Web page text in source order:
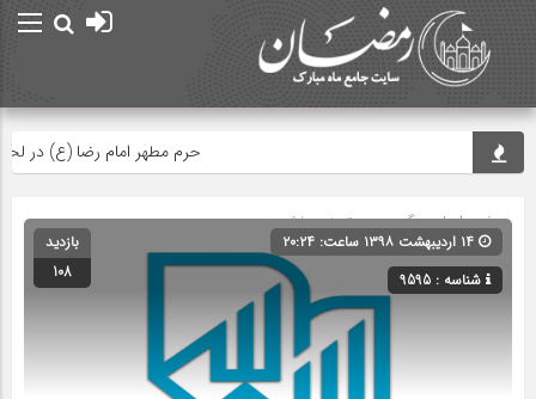
حرم مطهر امام رضا (ع) در لحظه
صفحه اصلی» گروه » دسته‌بندی نشده
شناسه : 9595
بازدید
108